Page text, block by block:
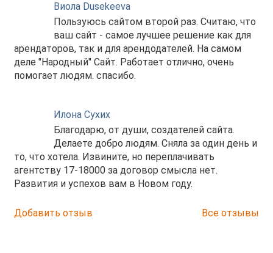
Виола Dusekeeva
Пользуюсь сайтом второй раз. Считаю, что
ваш сайт - самое лучшее решение как для
арендаторов, так и для арендодателей. На самом
деле "Народный" Сайт. Работает отлично, очень
помогает людям. спасибо.
Илона Сухих
Благодарю, от души, создателей сайта.
Делаете добро людям. Сняла за один день и
то, что хотела. Извините, но переплачивать
агентству 17-18000 за договор смысла нет.
Развития и успехов вам в Новом году.
Добавить отзыв Все отзывы